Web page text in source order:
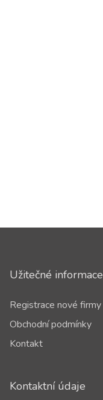
Užitečné informace
Registrace nové firmy
Obchodní podmínky
Kontakt
Kontaktní údaje